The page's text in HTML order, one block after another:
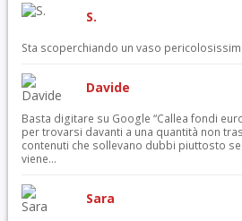
S.
Sta scoperchiando un vaso
Davide
Basta digitare su Google “Callea fondi
per trovarsi davanti a una quantità non
contenuti che sollevano dubbi piuttosto
viene...
Sara